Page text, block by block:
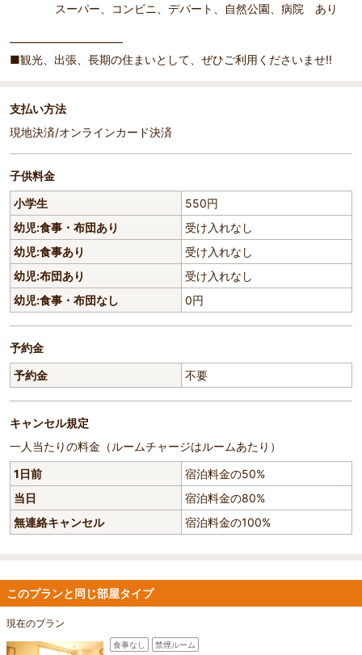
スーパー、コンビニ、デパート、自然公園、病院 あり
━━━━━━━━━━
■観光、出張、長期の住まいとして、ぜひご利用くださいませ!!
支払い方法
現地決済/オンラインカード決済
子供料金
小学生
550円
幼児:食事・布団あり
受け入れなし
幼児:食事あり
受け入れなし
幼児:布団あり
受け入れなし
幼児:食事・布団なし
0円
予約金
予約金
不要
キャンセル規定
一人当たりの料金（ルームチャージはルームあたり）
1日前
宿泊料金の50%
当日
宿泊料金の80%
無連絡キャンセル
宿泊料金の100%
このプランと同じ部屋タイプ
現在のプラン
食事なし
禁煙ルーム